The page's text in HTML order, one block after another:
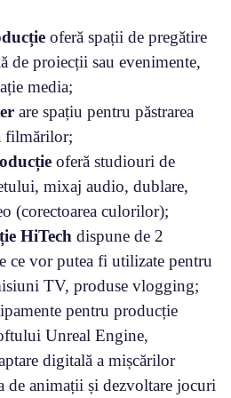
oferă spații de pregătire
de proiecții sau evenimente,
media;
are spațiu pentru păstrarea
filmărilor;
oferă studiouri de
mixaj audio, dublare,
(corectoarea culorilor);
HiTech dispune de 2
ce vor putea fi utilizate pentru
TV, produse vlogging;
pentru producție
Unreal Engine,
digitală a mișcărilor
de animații și dezvoltare jocuri